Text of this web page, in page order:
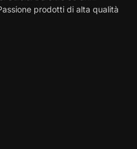
prodotti di alta qualità